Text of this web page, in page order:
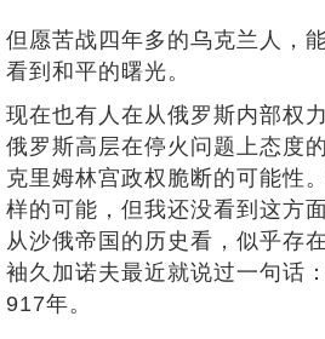
但愿苦战四年多的乌克兰人，
看到和平的曙光。
现在也有人在从俄罗斯内部权
俄罗斯高层在停火问题上态度
克里姆林宫政权脆断的可能性
样的可能，但我还没看到这方
从沙俄帝国的历史看，似乎存
袖久加诺夫最近就说过一句话
917年。